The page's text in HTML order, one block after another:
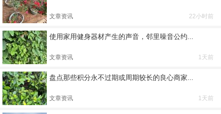
文章资讯 22小时前
使用家用健身器材产生的声音，邻里噪音公约...
文章资讯 1天前
盘点那些积分永不过期或周期较长的良心商家...
文章资讯 1天前